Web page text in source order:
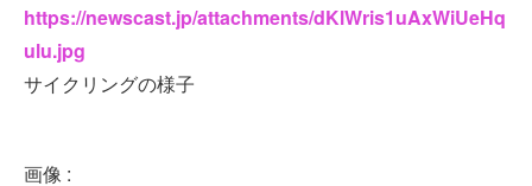
https://newscast.jp/attachments/dKlWris1uAxWiUeHq
ulu.jpg
サイクリングの様子
画像 :